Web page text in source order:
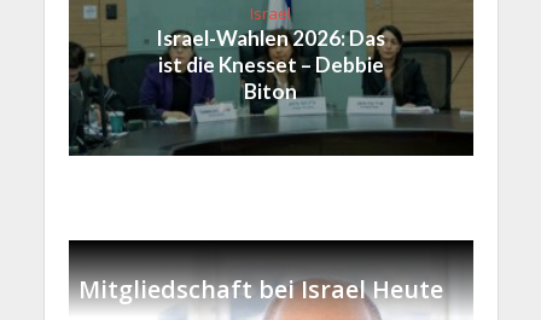
Israel
Israel-Wahlen 2026: Das
ist die Knesset – Debbie
Biton
Mitgliedschaft bei Israel Heute